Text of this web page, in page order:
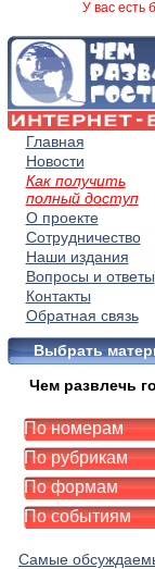
У вас есть
Главная
Новости
Как получить
полный доступ
О проекте
Сотрудничество
Наши издания
Вопросы и ответы
Контакты
Обратная связь
Выбрать
Чем развлечь
По номерам
По рубрикам
По формам
По событиям
Самые